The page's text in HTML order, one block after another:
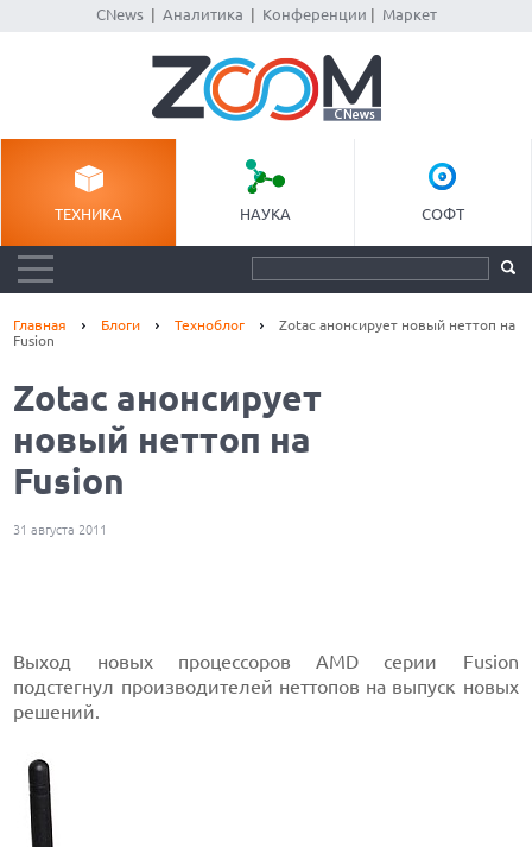
CNews| Аналитика Конференции Маркет
ТЕХНИКА НАУКА СОФТ
Главная Блоги Техноблог
Zotac анонсирует новый неттоп на
Fusion
Zotac анонсирует
новый неттоп на
Fusion
31 августа 2011
Выход новых процессоров AMD серии Fusion
подстегнул производителей неттопов на выпуск новых
решений.